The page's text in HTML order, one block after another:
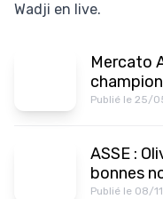
Wadji en live.
Mercato
Publié le 25/
ASSE :
bonnes
Publié le 08/